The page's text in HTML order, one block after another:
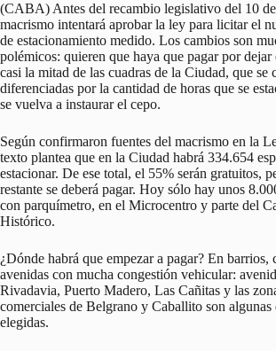
(CABA) Antes del recambio legislativo del 10
macrismo intentará aprobar la ley para licitar el
de estacionamiento medido. Los cambios son
polémicos: quieren que haya que pagar por dejar
casi la mitad de las cuadras de la Ciudad, que se
diferenciadas por la cantidad de horas que se
se vuelva a instaurar el cepo.
Según confirmaron fuentes del macrismo en la
texto plantea que en la Ciudad habrá 334.654
estacionar. De ese total, el 55% serán gratuitos,
restante se deberá pagar. Hoy sólo hay unos
con parquímetro, en el Microcentro y parte del
Histórico.
¿Dónde habrá que empezar a pagar? En barrios,
avenidas con mucha congestión vehicular:
Rivadavia, Puerto Madero, Las Cañitas y las
comerciales de Belgrano y Caballito son algunas
elegidas.